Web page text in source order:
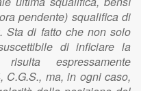
pendente) squalifica di
Sta di fatto che non solo
di inficiare la
espressamente
C.G.S., ma, in ogni caso,